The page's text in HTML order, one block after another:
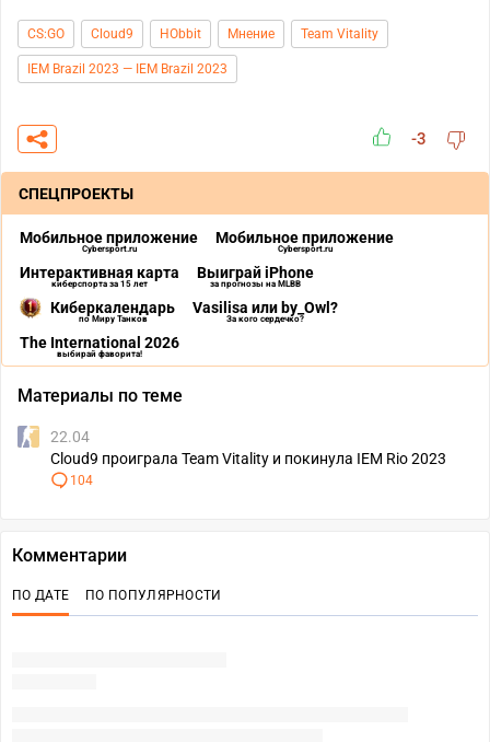
CS:GO Cloud9 HObbit Мнение Team Vitality
IEM Brazil 2023 — IEM Brazil 2023
-3
СПЕЦПРОЕКТЫ
Мобильное приложение
Cybersport.ru
Мобильное приложение
Cybersport.ru
Интерактивная карта
киберспорта за 15 лет
Выиграй iPhone
за прогнозы на MLBB
Киберкалендарь
по Миру Танков
Vasilisa или by_Owl?
За кого сердечко?
The International 2026
выбирай фаворита!
Материалы по теме
22.04
Cloud9 проиграла Team Vitality и покинула IEM Rio 2023
104
Комментарии
ПО ДАТЕ ПО ПОПУЛЯРНОСТИ